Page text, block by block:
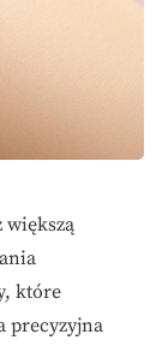
większą
które
precyzyjna